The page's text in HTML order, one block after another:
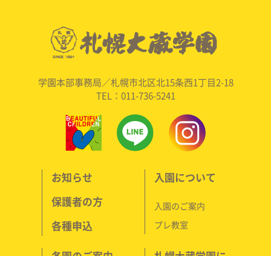
学園本部事務局／札幌市北区北15条西1丁目2-18
TEL：011-736-5241
お知らせ
保護者の方
各種申込
入園について
入園のご案内
プレ教室